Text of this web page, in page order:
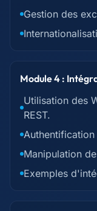
Gestion des
Module 4 :
Utilisation des
REST.
Manipulation
Exemples